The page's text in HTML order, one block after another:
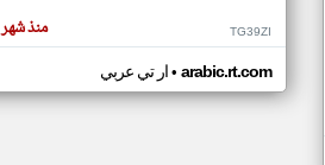
منذ شهر TG39ZI
ار تي عربي• arabic.rt.com